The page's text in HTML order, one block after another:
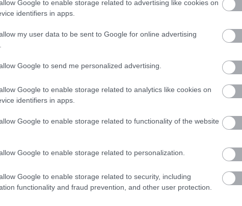
Google to enable storage related to advertising like cookies on
identifiers in apps.
my user data to be sent to Google for online advertising
Google to send me personalized advertising.
Google to enable storage related to analytics like cookies on
identifiers in apps.
Google to enable storage related to functionality of the website
Google to enable storage related to personalization.
Google to enable storage related to security, including
functionality and fraud prevention, and other user protection.
MSZSZ EJI Színész Jogdíj Bizottság, Marland Kft,